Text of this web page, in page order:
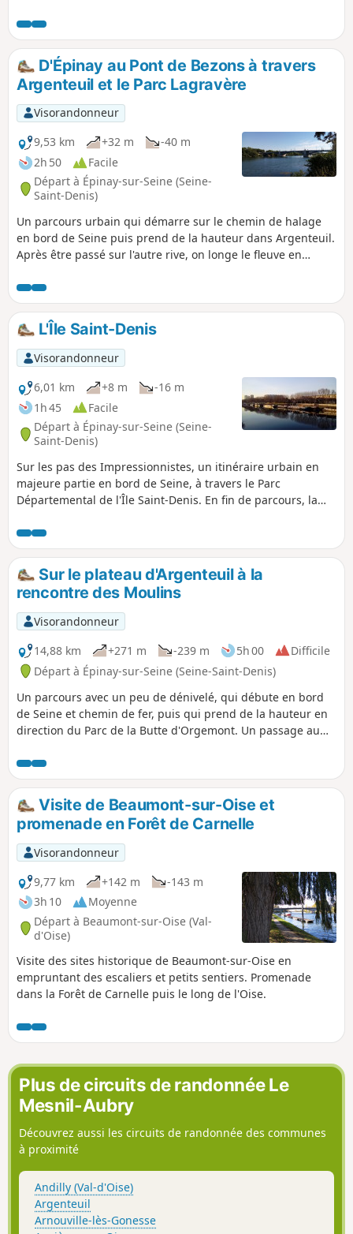
comme par exemple les Étangs de Commelle et le Château
de la Reine Blanche. Parmi les forêts traversées, on peut
citer la Forêt d'Ermenonville, la Forêt de Chantilly et bien
entendu la Forêt de Coye.
D'Épinay au Pont de Bezons à travers
Argenteuil et le Parc Lagravère
Visorandonneur
9,53 km
+32 m
-40 m
2h 50
Facile
Départ à Épinay-sur-Seine (Seine-
Saint-Denis)
Un parcours urbain qui démarre sur le chemin de halage
en bord de Seine puis prend de la hauteur dans Argenteuil.
Après être passé sur l'autre rive, on longe le fleuve en
L'Île Saint-Denis
Visorandonneur
6,01 km
+8 m
-16 m
1h 45
Facile
Départ à Épinay-sur-Seine (Seine-
Saint-Denis)
Sur les pas des Impressionnistes, un itinéraire urbain en
majeure partie en bord de Seine, à travers le Parc
Départemental de l'Île Saint-Denis. En fin de parcours, la
patrimoniale à cette courte randonnée.
Sur le plateau d'Argenteuil à la
rencontre des Moulins
Visorandonneur
14,88 km
+271 m -239 m 5h 00
Difficile
Départ à Épinay-sur-Seine (Seine-Saint-Denis)
Un parcours avec un peu de dénivelé, qui débute en bord
de Seine et chemin de fer, puis qui prend de la hauteur en
direction du Parc de la Butte d'Orgemont. Un passage au
la forêt régionale des Buttes du Parisis et le Fort de
Cormeilles. ⚠️ Attention ! Cette randonnée est sans
balisage, bien suivre le descriptif, carte et boussole.
Visite de Beaumont-sur-Oise et
promenade en Forêt de Carnelle
Visorandonneur
9,77 km
+142 m
-143 m
3h 10
Moyenne
Départ à Beaumont-sur-Oise (Val-
d'Oise)
Visite des sites historique de Beaumont-sur-Oise en
empruntant des escaliers et petits sentiers. Promenade
dans la Forêt de Carnelle puis le long de l'Oise.
Plus de circuits de randonnée Le
Mesnil-Aubry
Découvrez aussi les circuits de randonnée des communes
à proximité
Andilly (Val-d'Oise)
Argenteuil
Arnouville-lès-Gonesse